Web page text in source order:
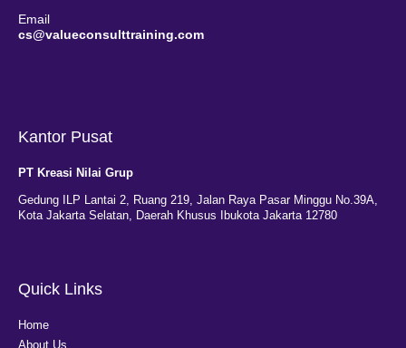
Email
cs@valueconsulttraining.com
Kantor Pusat
PT Kreasi Nilai Grup
Gedung ILP Lantai 2, Ruang 219, Jalan Raya Pasar Minggu No.39A,
Kota Jakarta Selatan, Daerah Khusus Ibukota Jakarta 12780
Quick Links
Home
About Us